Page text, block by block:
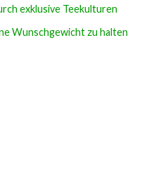
exklusive Teekulturen
Wunschgewicht zu halten